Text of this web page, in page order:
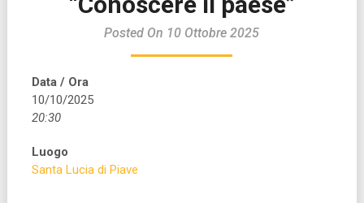
Posted On 10 Ottobre 2025
Data / Ora
10/10/2025
20:30
Luogo
Santa Lucia di Piave